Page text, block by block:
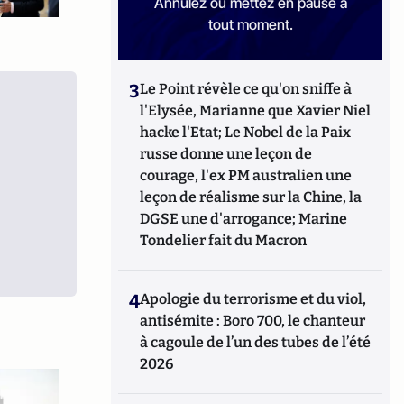
tout moment.
3Le Point révèle ce qu'on sniffe à
l'Elysée, Marianne que Xavier Niel
hacke l'Etat; Le Nobel de la Paix
russe donne une leçon de
courage, l'ex PM australien une
leçon de réalisme sur la Chine, la
DGSE une d'arrogance; Marine
Tondelier fait du Macron
4Apologie du terrorisme et du viol,
antisémite : Boro 700, le chanteur
à cagoule de l’un des tubes de l’été
2026